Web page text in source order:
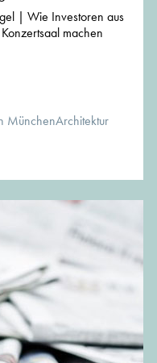
| Wie Investoren aus
machen
MünchenArchitektur